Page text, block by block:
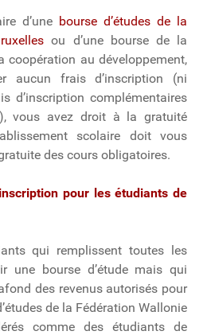
d’une bourse d’études de la
ou d’une bourse de la
coopération au développement,
aucun frais d’inscription (ni
d’inscription complémentaires
vous avez droit à la gratuité
scolaire doit vous
des cours obligatoires.
pour les étudiants de
qui remplissent toutes les
une bourse d’étude mais qui
des revenus autorisés pour
de la Fédération Wallonie
comme des étudiants de